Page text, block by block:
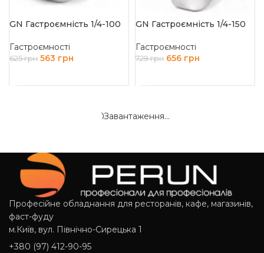
GN Гастроємність 1/4-100
Гастроємності
625грн 563 грн
GN Гастроємність 1/4-150
Гастроємності
729грн 656 грн
Завантаження...
Професійне обладнання для ресторанів, кафе, магазинів,
фаст-фуду
м.Київ, вул. Північно-Сирецька 1
+380 (97) 412-90-95